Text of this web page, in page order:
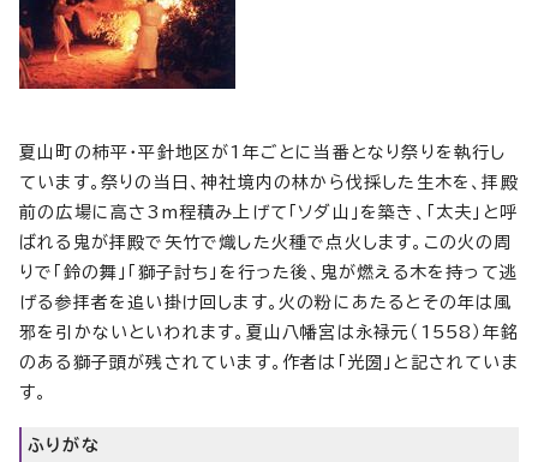
夏山町の柿平・平針地区が1年ごとに当番となり祭りを執行し
ています。祭りの当日、神社境内の林から伐採した生木を、拝殿
前の広場に高さ3m程積み上げて「ソダ山」を築き、「太夫」と呼
ばれる鬼が拝殿で矢竹で熾した火種で点火します。この火の周
りで「鈴の舞」「獅子討ち」を行った後、鬼が燃える木を持って逃
げる参拝者を追い掛け回します。火の粉にあたるとその年は風
邪を引かないといわれます。夏山八幡宮は永禄元（1558）年銘
のある獅子頭が残されています。作者は「光圀」と記されていま
す。
ふりがな